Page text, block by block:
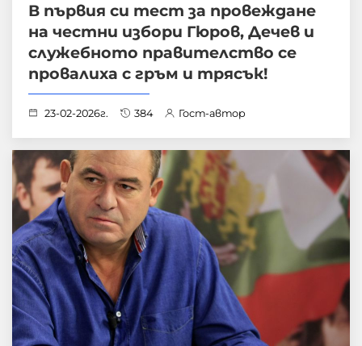
В първия си тест за провеждане
на честни избори Гюров, Дечев и
служебното правителство се
провалиха с гръм и трясък!
23-02-2026г. 384 Гост-автор